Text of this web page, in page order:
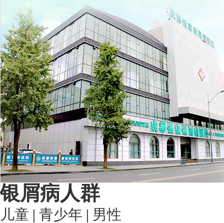
银屑病人群
儿童 | 青少年 | 男性